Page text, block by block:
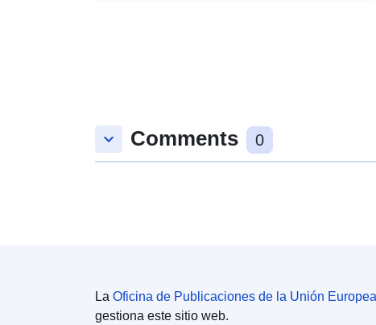
keyboard_arrow_down Comments 0
La Oficina de Publicaciones de la Unión Europea
gestiona este sitio web.